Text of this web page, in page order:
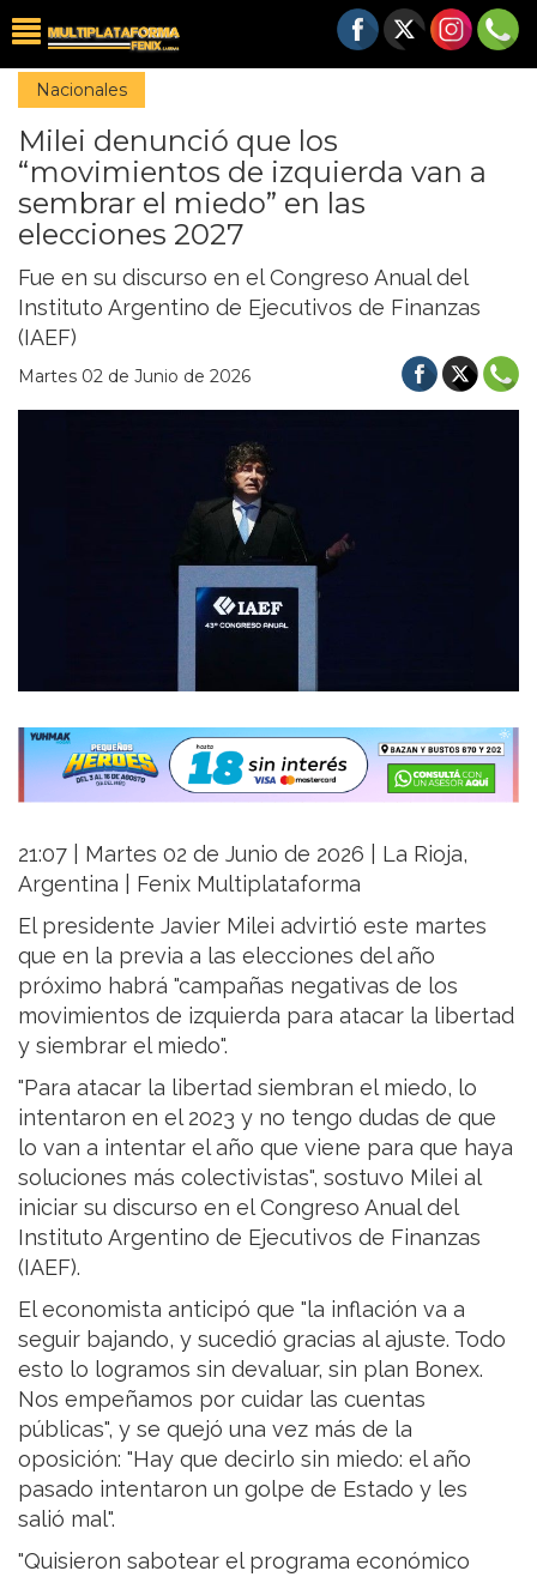
Nacionales
Milei denunció que los
“movimientos de izquierda van a
sembrar el miedo” en las
elecciones 2027
Fue en su discurso en el Congreso Anual del
Instituto Argentino de Ejecutivos de Finanzas
(IAEF)
Martes 02 de Junio de 2026
21:07 | Martes 02 de Junio de 2026 | La Rioja,
Argentina | Fenix Multiplataforma
El presidente Javier Milei advirtió este martes
que en la previa a las elecciones del año
próximo habrá "campañas negativas de los
movimientos de izquierda para atacar la libertad
y siembrar el miedo".
"Para atacar la libertad siembran el miedo, lo
intentaron en el 2023 y no tengo dudas de que
lo van a intentar el año que viene para que haya
soluciones más colectivistas", sostuvo Milei al
iniciar su discurso en el Congreso Anual del
Instituto Argentino de Ejecutivos de Finanzas
(IAEF).
El economista anticipó que "la inflación va a
seguir bajando, y sucedió gracias al ajuste. Todo
esto lo logramos sin devaluar, sin plan Bonex.
Nos empeñamos por cuidar las cuentas
públicas", y se quejó una vez más de la
oposición: "Hay que decirlo sin miedo: el año
pasado intentaron un golpe de Estado y les
salió mal".
"Quisieron sabotear el programa económico